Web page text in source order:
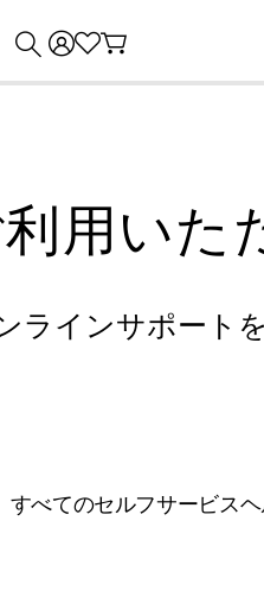
用いた
インサポート
べてのセルフサービス